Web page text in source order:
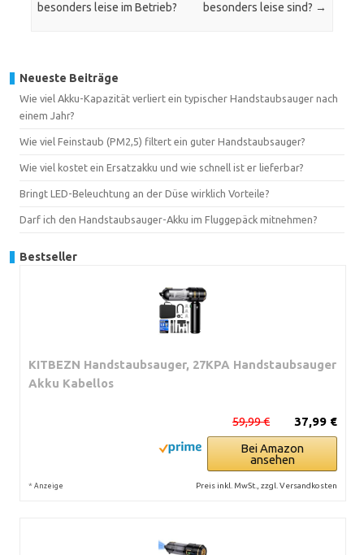
besonders leise im Betrieb?
besonders leise sind? →
Neueste Beiträge
Wie viel Akku-Kapazität verliert ein typischer Handstaubsauger nach
einem Jahr?
Wie viel Feinstaub (PM2,5) filtert ein guter Handstaubsauger?
Wie viel kostet ein Ersatzakku und wie schnell ist er lieferbar?
Bringt LED-Beleuchtung an der Düse wirklich Vorteile?
Darf ich den Handstaubsauger-Akku im Fluggepäck mitnehmen?
Bestseller
KITBEZN Handstaubsauger, 27KPA Handstaubsauger
Akku Kabellos
37,99 €
59,99 €
Bei Amazon
ansehen
* Anzeige Preis inkl. MwSt., zzgl. Versandkosten